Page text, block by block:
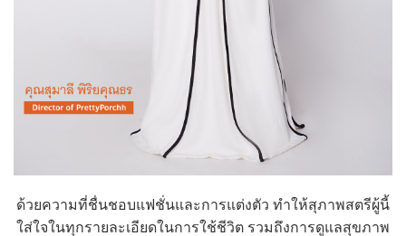
ด้วยความที่ชื่นชอบแฟชั่นและการแต่งตัว ทำให้สุภาพสตรีผู้นี้
ใส่ใจในทุกรายละเอียดในการใช้ชีวิต รวมถึงการดูแลสุขภาพ